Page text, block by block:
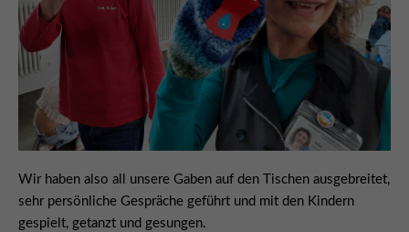
Wir haben also all unsere Gaben auf den Tischen ausgebreitet,
sehr persönliche Gespräche geführt und mit den Kindern
gespielt, getanzt und gesungen.